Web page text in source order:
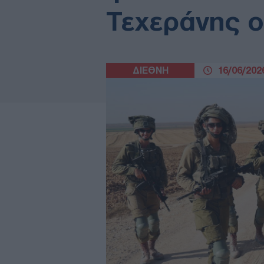
Τεχεράνης
ΔΙΕΘΝΗ 16/06/